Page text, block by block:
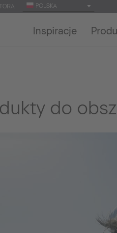
POLSKA
Inspiracje
do